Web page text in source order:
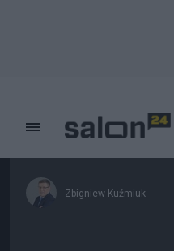
Zbigniew Kuźmiuk